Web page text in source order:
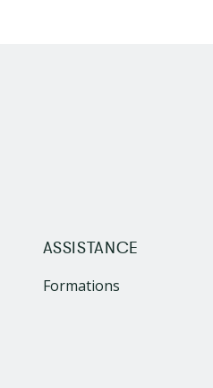
ASSISTANCE
Formations